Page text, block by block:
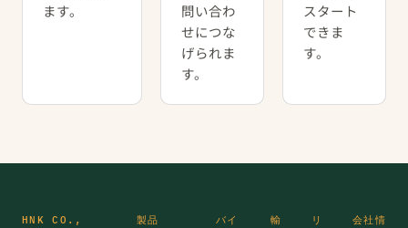
ます。
問い合わ
せにつな
げられま
す。
スタート
できま
す。
HNK CO.,
製品
バイ
輸
リ
会社情